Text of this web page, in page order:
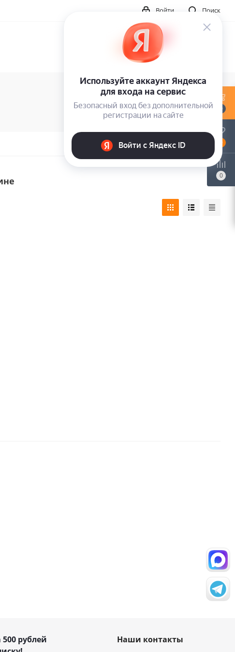
Поиск
Войти
рублей
Наши контакты
0
0
0